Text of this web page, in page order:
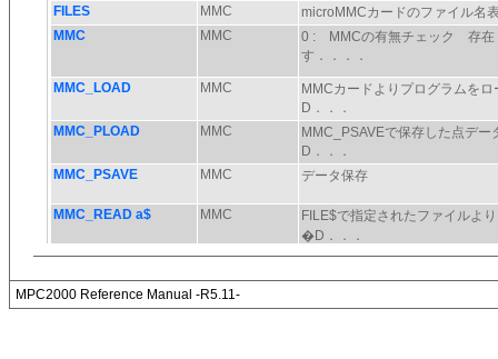
MPC2000 Reference Manual -R5.11-